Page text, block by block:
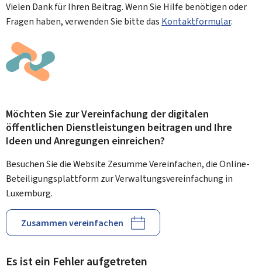
Vielen Dank für Ihren Beitrag. Wenn Sie Hilfe benötigen oder
Fragen haben, verwenden Sie bitte das Kontaktformular.
Möchten Sie zur Vereinfachung der digitalen
öffentlichen Dienstleistungen beitragen und Ihre
Ideen und Anregungen einreichen?
Besuchen Sie die Website Zesumme Vereinfachen, die Online-
Beteiligungsplattform zur Verwaltungsvereinfachung in
Luxemburg.
Zusammen vereinfachen
Es ist ein Fehler aufgetreten